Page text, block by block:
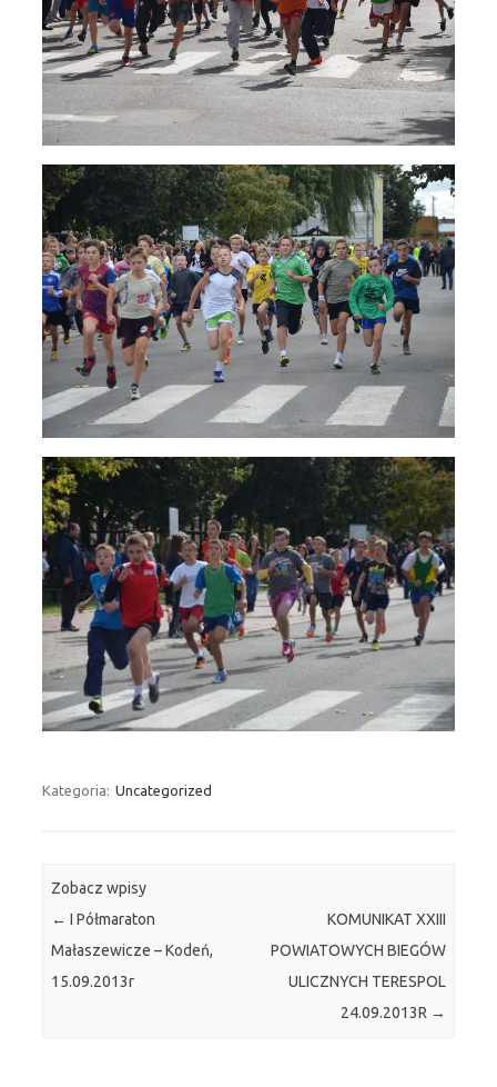
Kategoria: Uncategorized
Zobacz wpisy
← I Półmaraton
Małaszewicze – Kodeń,
15.09.2013r
KOMUNIKAT XXIII
POWIATOWYCH BIEGÓW
ULICZNYCH TERESPOL
24.09.2013R →